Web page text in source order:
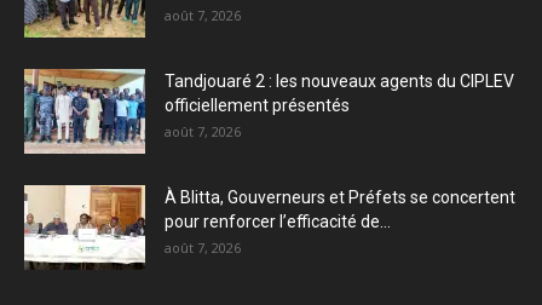
août 7, 2026
Tandjouaré 2 : les nouveaux agents du CIPLEV
officiellement présentés
août 7, 2026
À Blitta, Gouverneurs et Préfets se concertent
pour renforcer l’efficacité de...
août 7, 2026